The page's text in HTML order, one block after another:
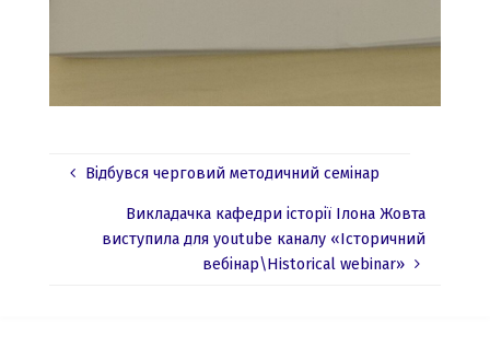
Відбувся черговий методичний семінар
Викладачка кафедри історії Ілона Жовта
виступила для youtube каналу «Історичний
вебінар\Historical webinar»